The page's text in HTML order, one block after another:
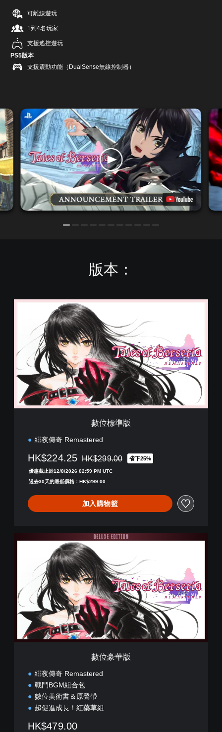
可離線遊玩
1到4名玩家
支援遙控遊玩
PS5版本
支援震動功能（DualSense無線控制器）
版本：
數
數位標準版
緋夜傳奇 Remastered
HK$224.25 折扣前原價為HK$299.00
HK$299.00 省下25%
優惠截止於12/8/2026 02:59 PM UTC
過去30天的最低價格：HK$299.00
加入購物籃
數位豪華版
緋夜傳奇 Remastered
戰鬥BGM組合包
數位美術書＆原聲帶
超促進成長！紅藥草組
HK$479.00